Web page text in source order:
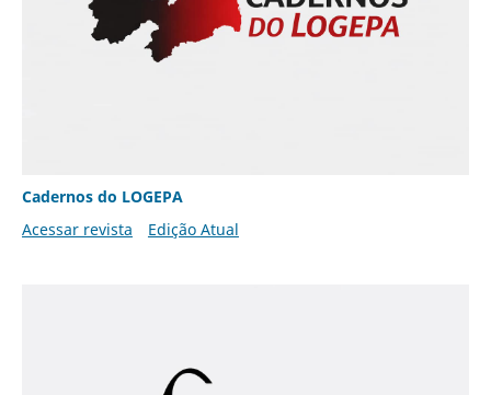
Cadernos do LOGEPA
Acessar revista
Edição Atual